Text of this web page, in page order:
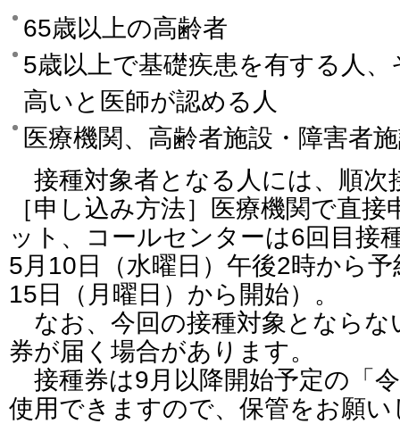
65歳以上の高齢者
5歳以上で基礎疾患を有する人
高いと医師が認める人
医療機関、高齢者施設・障害者
接種対象者となる人には、順次
［申し込み方法］医療機関で直
ット、コールセンターは6回目接
5月10日（水曜日）午後2時から
15日（月曜日）から開始）。
なお、今回の接種対象とならな
券が届く場合があります。
接種券は9月以降開始予定の「
使用できますので、保管をお願い